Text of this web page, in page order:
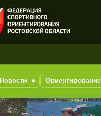
Спортивное
на-Дону
Новости Ориентирование